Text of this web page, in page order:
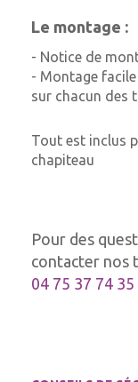
Le montage :
- Notice de
- Montage
sur chacun des
Tout est inclus
chapiteau
Pour des
contacter nos
04 75 37 74 35